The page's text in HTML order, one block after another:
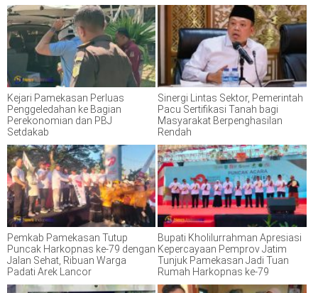
Kejari Pamekasan Perluas
Penggeledahan ke Bagian
Perekonomian dan PBJ
Setdakab
Sinergi Lintas Sektor, Pemerintah
Pacu Sertifikasi Tanah bagi
Masyarakat Berpenghasilan
Rendah
Pemkab Pamekasan Tutup
Puncak Harkopnas ke-79 dengan
Jalan Sehat, Ribuan Warga
Padati Arek Lancor
Bupati Kholilurrahman Apresiasi
Kepercayaan Pemprov Jatim
Tunjuk Pamekasan Jadi Tuan
Rumah Harkopnas ke-79